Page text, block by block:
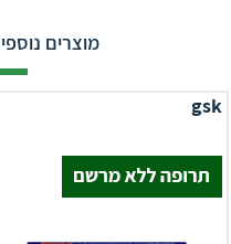
מוצרים
gsk